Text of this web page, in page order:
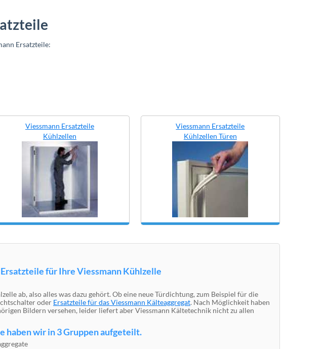
Ersatzteile:
Viessmann Ersatzteile
Kühlzellen
Viessmann Ersatzteile
Kühlzellen Türen
für Ihre Viessmann Kühlzelle
ab, also alles was dazu gehört. Ob eine neue Türdichtung, zum Beispiel für die
oder Ersatzteile für das Viessmann Kälteaggregat. Nach Möglichkeit haben
Bildern versehen, leider liefert aber Viessmann Kältetechnik nicht zu allen
haben wir in 3 Gruppen aufgeteilt.